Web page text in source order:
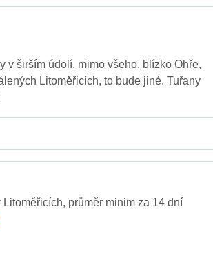
v širším údolí, mimo všeho, blízko Ohře,
Litoměřicích, to bude jiné. Tuřany
průměr minim za 14 dní